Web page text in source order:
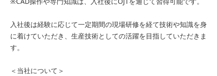
入社後は経験に応じて一定期間の現場研修を経て技術や知識を身
に着けていただき、生産技術としての活躍を目指していただきま
す。
＜当社について＞